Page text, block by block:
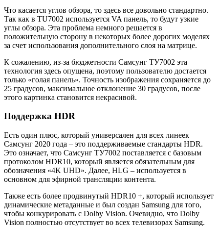
Что касается углов обзора, то здесь все довольно стандартно.
Так как в TU7002 используется VA панель, то будут узкие
углы обзора. Эта проблема немного решается в
положительную сторону в некоторых более дорогих моделях
за счет использования дополнительного слоя на матрице.
К сожалению, из-за бюджетности Самсунг ТУ7002 эта
технология здесь опущена, поэтому пользователю достается
только «голая панель». Точность изображения сохраняется до
25 градусов, максимальное отклонение 30 градусов, после
этого картинка становится некрасивой.
Поддержка HDR
Есть один плюс, который универсален для всех линеек
Самсунг 2020 года – это поддерживаемые стандарты HDR.
Это означает, что Самсунг ТУ7002 поставляется с базовым
протоколом HDR10, который является обязательным для
обозначения «4K UHD». Далее, HLG – используется в
основном для эфирной трансляции контента.
Также есть более продвинутый HDR10 +, который использует
динамические метаданные и был создан Samsung для того,
чтобы конкурировать с Dolby Vision. Очевидно, что Dolby
Vision полностью отсутствует во всех телевизорах Samsung.